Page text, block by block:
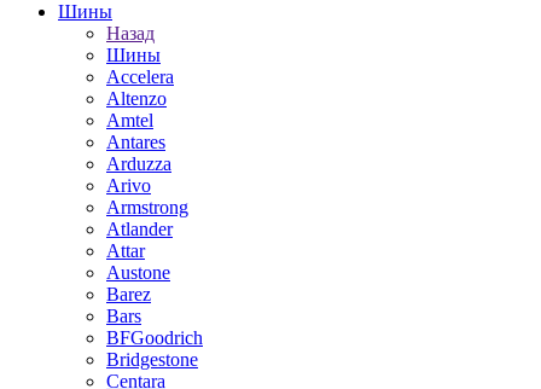
Шины
Назад
Шины
Accelera
Altenzo
Amtel
Antares
Arduzza
Arivo
Armstrong
Atlander
Attar
Austone
Barez
Bars
BFGoodrich
Bridgestone
Centara